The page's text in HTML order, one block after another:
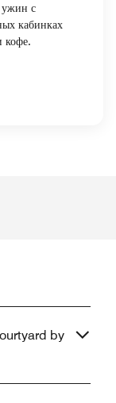
ужин с
кабинках
кофе.
by